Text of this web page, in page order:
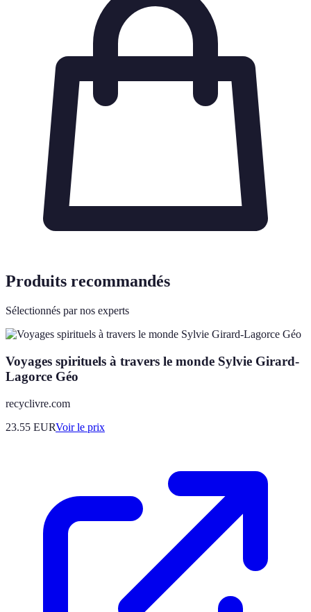
Produits recommandés
Sélectionnés par nos experts
Voyages spirituels à travers le monde Sylvie Girard-
Lagorce Géo
recyclivre.com
23.55 EURVoir le prix